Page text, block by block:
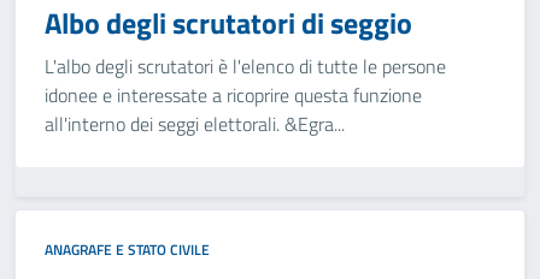
Albo degli scrutatori di seggio
L'albo degli scrutatori è l'elenco di tutte le persone
idonee e interessate a ricoprire questa funzione
all'interno dei seggi elettorali. &Egra...
ANAGRAFE E STATO CIVILE